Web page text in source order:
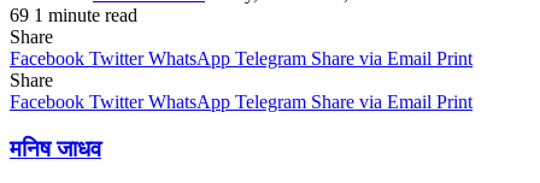
69 1 minute read
Share
Facebook Twitter WhatsApp Telegram Share via Email Print
Share
Facebook Twitter WhatsApp Telegram Share via Email Print
मनिष जाधव